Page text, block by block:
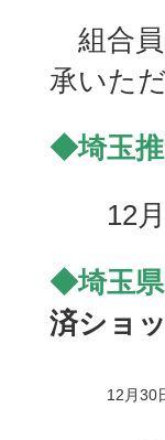
組合員
承いた
◆埼玉
12月
◆埼玉
済ショ
12月30